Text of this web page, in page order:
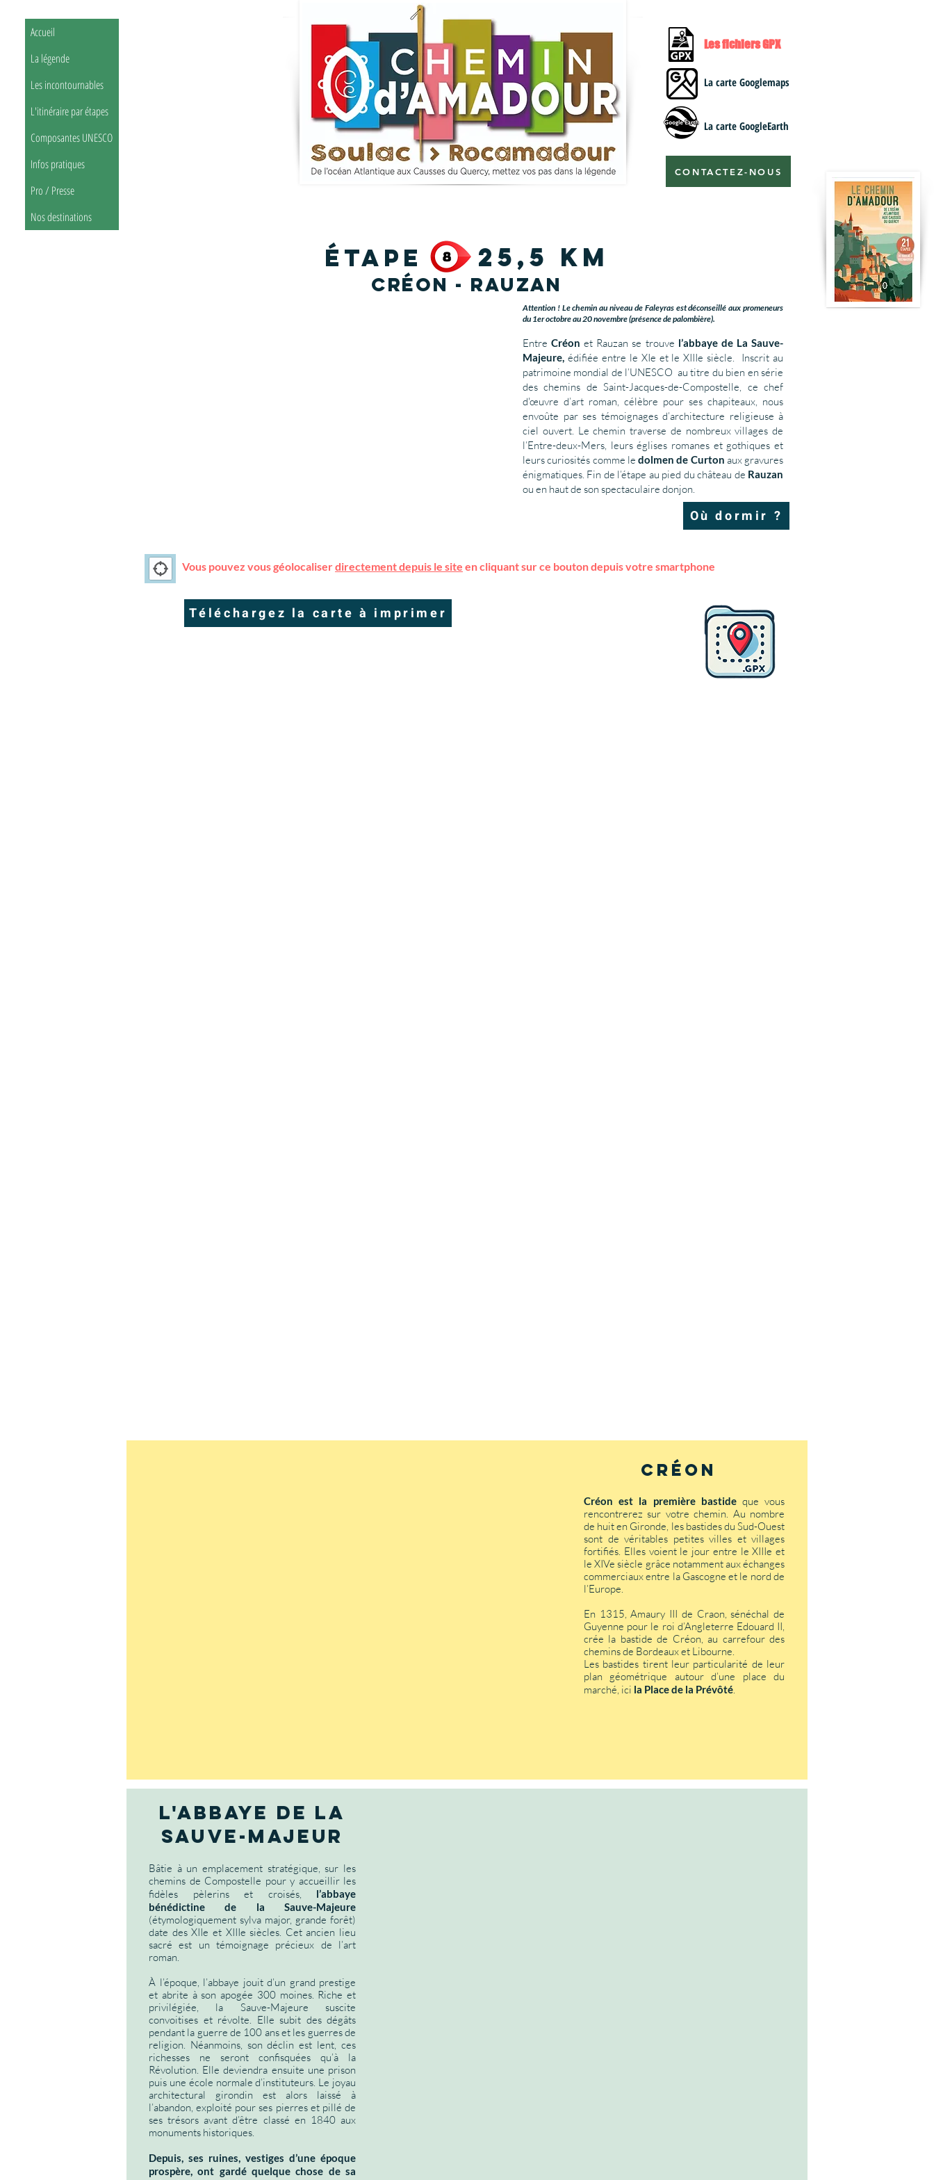
Accueil
La légende
Les incontournables
L'itinéraire par étapes
Composantes UNESCO
Infos pratiques
Pro / Presse
Nos destinations
Les fichiers GPX
La carte Googlemaps
La carte GoogleEarth
CONTACTEZ-NOUS
Attention ! Le chemin au niveau de Faleyras est déconseillé aux promeneurs
du 1er octobre au 20 novembre (présence de palombière).
EntreCréon et Rauzan se trouve l’abbaye de La Sauve-
Majeure, édifiée entre le XIe et le XIIIe siècle. Inscrit au
patrimoine mondial de l’UNESCO au titre du bien en série
des chemins de Saint-Jacques-de-Compostelle, ce chef
d'œuvre d’art roman, célèbre pour ses chapiteaux, nous
envoûte par ses témoignages d’architecture religieuse à
ciel ouvert. Le chemin traverse de nombreux villages de
l’Entre-deux-Mers, leurs églises romanes et gothiques et
leurs curiosités comme le dolmen de Curton aux gravures
énigmatiques. Fin de l’étape au pied du château de Rauzan
ou en haut de son spectaculaire donjon.
Où dormir ?
étape 25,5 km
Créon - Rauzan
Vous pouvez vous géolocaliserdirectement depuis le site en cliquant sur ce bouton depuis votre smartphone
Téléchargez la carte à imprimer
Créon
Créon est la première bastide que vous
rencontrerez sur votre chemin. Au nombre
de huit en Gironde, les bastides du Sud-Ouest
sont de véritables petites villes et villages
fortifiés. Elles voient le jour entre le XIIIe et
le XIVe siècle grâce notamment aux échanges
commerciaux entre la Gascogne et le nord de
l’Europe.
En 1315, Amaury III de Craon, sénéchal de
Guyenne pour le roi d’Angleterre Edouard II,
crée la bastide de Créon, au carrefour des
chemins de Bordeaux et Libourne.
Les bastides tirent leur particularité de leur
plan géométrique autour d’une place du
marché, ici la Place de la Prévôté.
l'abbaye de la
sauve-majeur
Bâtie à un emplacement stratégique, sur les
chemins de Compostelle pour y accueillir les
fidèles pèlerins et croisés, l’abbaye
bénédictine de la Sauve-Majeure
(étymologiquement sylva major, grande forêt)
date des XIIe et XIIIe siècles. Cet ancien lieu
sacré est un témoignage précieux de l’art
roman.
À l’époque, l’abbaye jouit d’un grand prestige
et abrite à son apogée 300 moines. Riche et
privilégiée, la Sauve-Majeure suscite
convoitises et révolte. Elle subit des dégâts
pendant la guerre de 100 ans et les guerres de
religion. Néanmoins, son déclin est lent, ces
richesses ne seront confisquées qu’à la
Révolution. Elle deviendra ensuite une prison
puis une école normale d’instituteurs. Le joyau
architectural girondin est alors laissé à
l’abandon, exploité pour ses pierres et pillé de
ses trésors avant d’être classé en 1840 aux
monuments historiques.
Depuis, ses ruines, vestiges d’une époque
prospère, ont gardé quelque chose de sa